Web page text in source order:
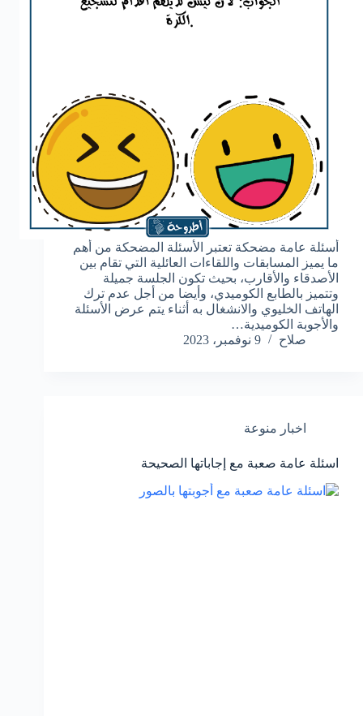
أسئلة عامة مضحكة تعتبر الأسئلة المضحكة من أهم
ما يميز المسابقات واللقاءات العائلية التي تقام بين
الأصدقاء والأقارب، بحيث تكون الجلسة جميلة
وتتميز بالطابع الكوميدي، وأيضا من أجل عدم ترك
الهاتف الخليوي والانشغال به أثناء يتم عرض الأسئلة
والأجوبة الكوميدية…
صلاح
9 نوفمبر، 2023
اخبار منوعة
اسئلة عامة صعبة مع إجاباتها الصحيحة